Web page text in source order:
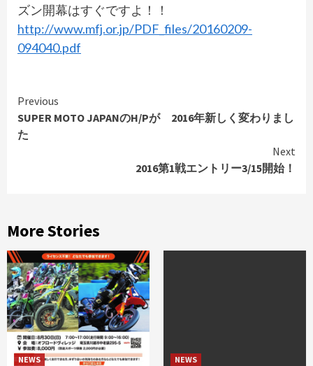
ズン開幕はすぐですよ！！
http://www.mfj.or.jp/PDF_files/20160209-
094040.pdf
Continue
Reading
Previous
SUPER MOTO JAPANのH/Pが 2016年新しく変わりまし
た
Next
2016第1戦エントリー3/15開始！
More Stories
NEWS NEWS